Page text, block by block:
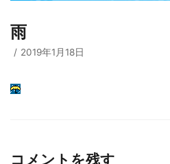
□ 河竹会について
□ 小学部
実 績
雨
2019年1月18日
コメントを残す